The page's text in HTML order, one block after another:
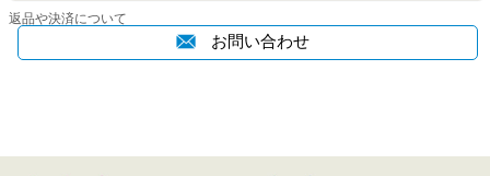
お問い合わせ
返品や決済について